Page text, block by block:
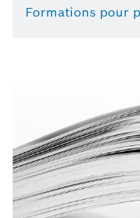
Formations pour